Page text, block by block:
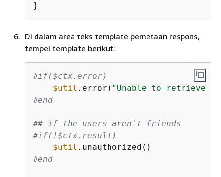
}
Di dalam area teks template pemetaan respons,
tempel template berikut:
#if($ctx.error)
$util .error( "Unable to retrieve
#end
## if the users aren't friends
#if(!$ctx.result)
$util
#end